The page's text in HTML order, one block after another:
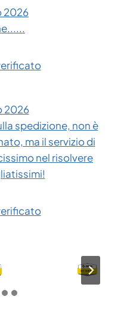
2026
2026
spedizione, non è
ma il servizio di
nel risolvere